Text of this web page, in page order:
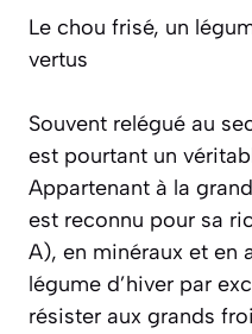
Le chou frisé, un
vertus
Souvent relégué au
est pourtant un
Appartenant à la
est reconnu pour sa
A), en minéraux et en
légume d’hiver par
résister aux grands